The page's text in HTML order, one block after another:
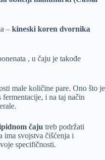
– kineski koren dvornika
, u čaju je takođe
male količine pare. Ono što je
i na taj način
čaju treb podržati
ima svojstva čišćenja i
specifičnosti.